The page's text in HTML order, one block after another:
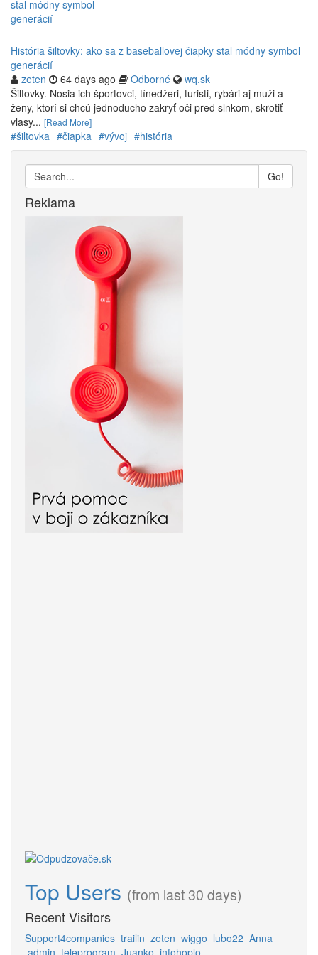
História šiltovky: ako sa z baseballovej čiapky stal módny symbol
generácií
zeten
64 days ago Odborné
wq.sk
Šiltovky. Nosia ich športovci, tínedžeri, turisti, rybári aj muži a
ženy, ktorí si chcú jednoducho zakryť oči pred slnkom, skrotiť
vlasy... [Read More]
#šiltovka #čiapka #vývoj #história
Go!
Reklama
Top Users (from last 30 days)
Recent Visitors
Support4companies trailin zeten wiggo lubo22 Anna
admin teleprogram Juanko infohoplo